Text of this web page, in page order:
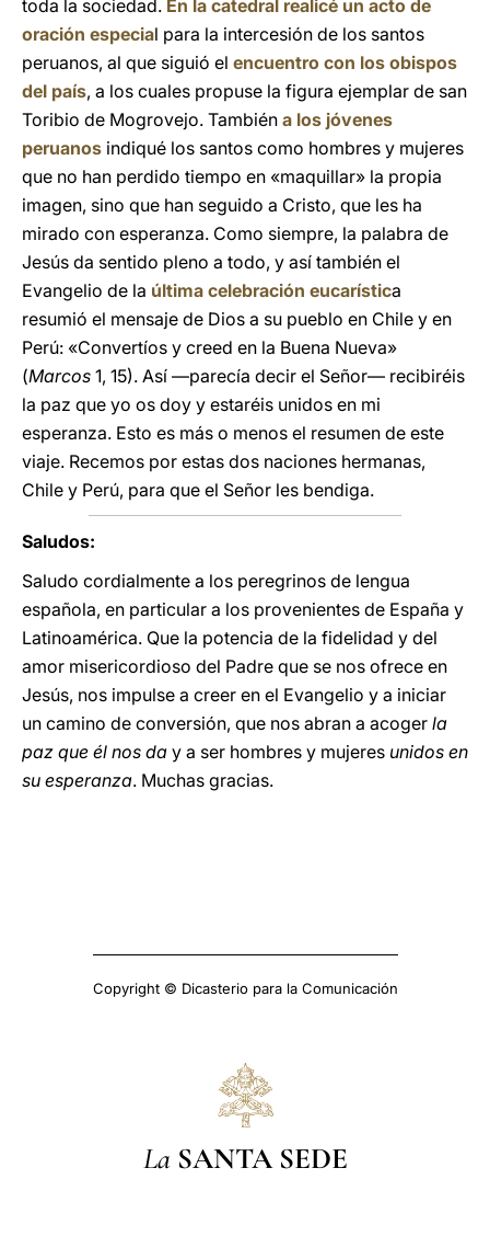
toda la sociedad. En la catedral realicé un acto de
oración especial para la intercesión de los santos
peruanos, al que siguió el encuentro con los obispos
del país, a los cuales propuse la figura ejemplar de san
Toribio de Mogrovejo. También a los jóvenes
peruanos indiqué los santos como hombres y mujeres
que no han perdido tiempo en «maquillar» la propia
imagen, sino que han seguido a Cristo, que les ha
mirado con esperanza. Como siempre, la palabra de
Jesús da sentido pleno a todo, y así también el
Evangelio de la última celebración eucarística
resumió el mensaje de Dios a su pueblo en Chile y en
Perú: «Convertíos y creed en la Buena Nueva»
(Marcos 1, 15). Así —parecía decir el Señor— recibiréis
la paz que yo os doy y estaréis unidos en mi
esperanza. Esto es más o menos el resumen de este
viaje. Recemos por estas dos naciones hermanas,
Chile y Perú, para que el Señor les bendiga.
Saludos:
Saludo cordialmente a los peregrinos de lengua
española, en particular a los provenientes de España y
Latinoamérica. Que la potencia de la fidelidad y del
amor misericordioso del Padre que se nos ofrece en
Jesús, nos impulse a creer en el Evangelio y a iniciar
un camino de conversión, que nos abran a acoger la
paz que él nos da y a ser hombres y mujeres unidos en
su esperanza. Muchas gracias.
Copyright © Dicasterio para la Comunicación
La SANTA SEDE